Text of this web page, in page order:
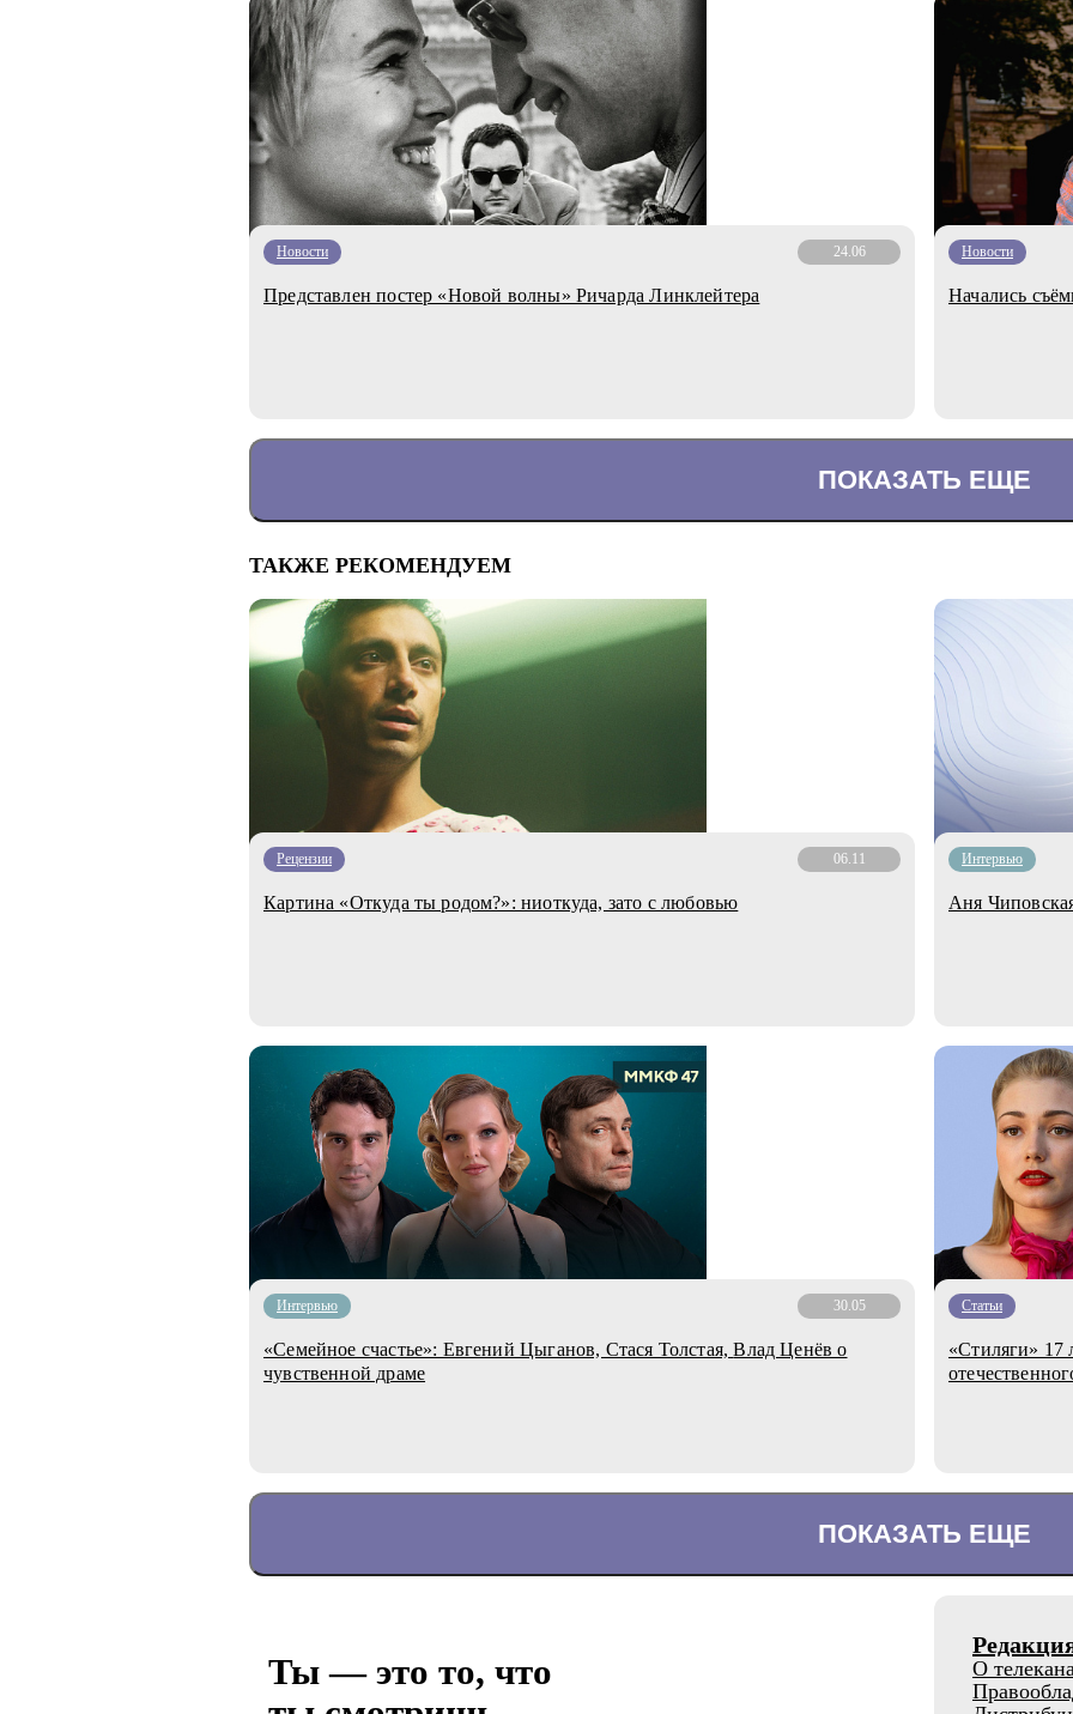
Новости 24.06
Представлен постер «Новой волны» Ричарда Линклейтера
Новости
Начались
ПОКАЗАТЬ ЕЩЕ
ТАКЖЕ РЕКОМЕНДУЕМ
Рецензии 06.11
Картина «Откуда ты родом?»: ниоткуда, зато с любовью
Интервью
Аня
Интервью 30.05
«Семейное счастье»: Евгений Цыганов, Стася Толстая, Влад Ценёв о
чувственной драме
Статьи
«Стиляги» 17
ПОКАЗАТЬ ЕЩЕ
Ты — это то, что
О